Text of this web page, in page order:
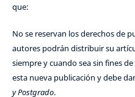
que:
No se reservan los derechos de
autores podrán distribuir su
siempre y cuando sea sin fines
esta nueva publicación y debe
y Postgrado.